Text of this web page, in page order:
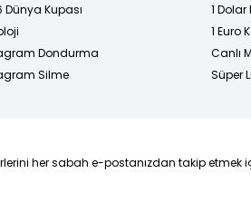
Dünya Kupası
Dondurma
Silme
1 Dolar
1 Euro
Canlı
Süper
her sabah e-postanızdan takip etmek